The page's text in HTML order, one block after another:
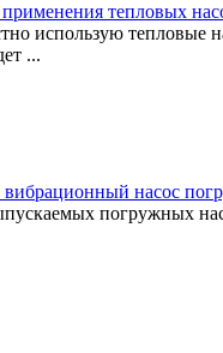
тепловых
использую тепловые
...
насос
погружных